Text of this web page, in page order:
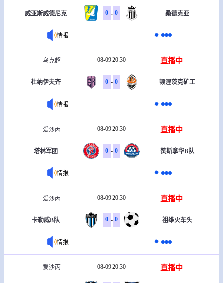
威亚斯威德尼克 0 - 0 桑德克亚
情报
乌克超 08-09 20:30 直播中
杜纳伊夫齐 0 - 0 顿涅茨克矿工
情报
爱沙丙 08-09 20:30 直播中
塔林军团 0 - 0 赞斯拿华B队
情报
爱沙丙 08-09 20:30 直播中
卡勒威B队 0 - 0 祖维火车头
情报
爱沙丙 08-09 20:30 直播中